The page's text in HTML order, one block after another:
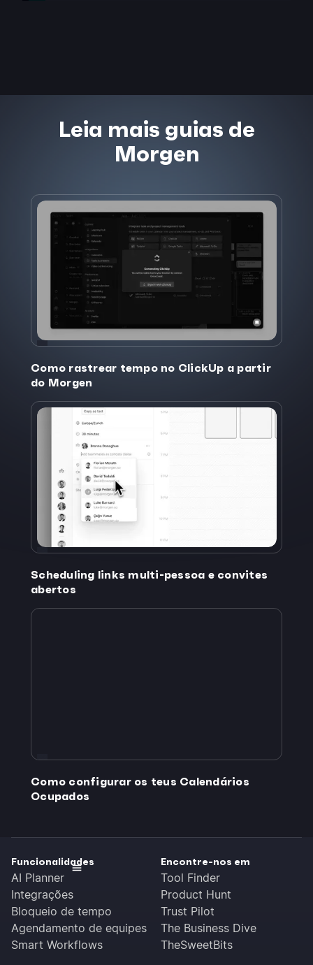
Leia mais guias de
Morgen
Como rastrear tempo no ClickUp a partir
do Morgen
Scheduling links multi-pessoa e convites
abertos
Como configurar os teus Calendários
Ocupados
Funcionalidades
AI Planner
Integrações
Bloqueio de tempo
Agendamento de equipes
Smart Workflows
Encontre-nos em
Tool Finder
Product Hunt
Trust Pilot
The Business Dive
TheSweetBits